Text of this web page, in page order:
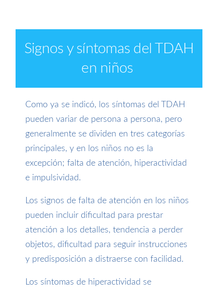
Signos y síntomas del TDAH
en niños
Como ya se indicó, los síntomas del TDAH
pueden variar de persona a persona, pero
generalmente se dividen en tres categorías
principales, y en los niños no es la
excepción; falta de atención, hiperactividad
e impulsividad.
Los signos de falta de atención en los niños
pueden incluir dificultad para prestar
atención a los detalles, tendencia a perder
objetos, dificultad para seguir instrucciones
y predisposición a distraerse con facilidad.
Los síntomas de hiperactividad se